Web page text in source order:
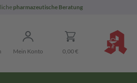
pharmazeutische Beratung
Mein Konto 0,00 €